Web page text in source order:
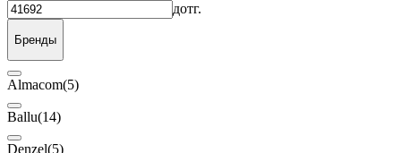
дотг.
Бренды
Almacom(5)
Ballu(14)
Denzel(5)